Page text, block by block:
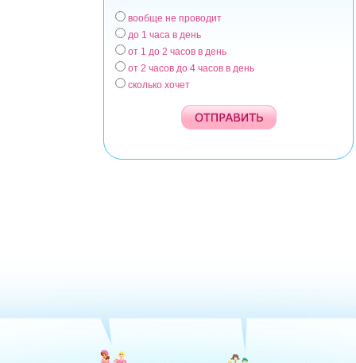
Варианты
вообще не проводит
до 1 часа в день
от 1 до 2 часов в день
от 2 часов до 4 часов в день
сколько хочет